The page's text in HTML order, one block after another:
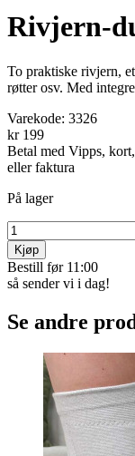
Rivjern-
To praktiske rivjern,
røtter osv. Med
Varekode: 3326
kr 199
Betal med Vipps, kort,
eller faktura
På lager
Kjøp
Bestill før 11:00
så sender vi i dag!
Se andre